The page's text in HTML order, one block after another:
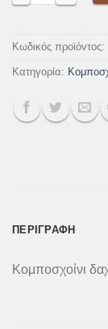
Κωδικός προϊόντος:
Κατηγορία:
ΠΕΡΙΓΡΑΦΉ
Κομποσχοίνι